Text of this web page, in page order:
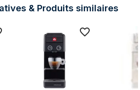
& Produits similaires